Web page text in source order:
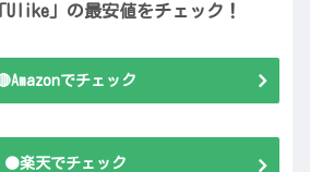
」の最安値をチェック！
でチェック
🟠楽天でチェック